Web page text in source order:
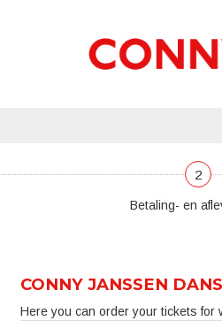
2
Betaling- en
CONNY JANSSEN
Here you can order your tickets